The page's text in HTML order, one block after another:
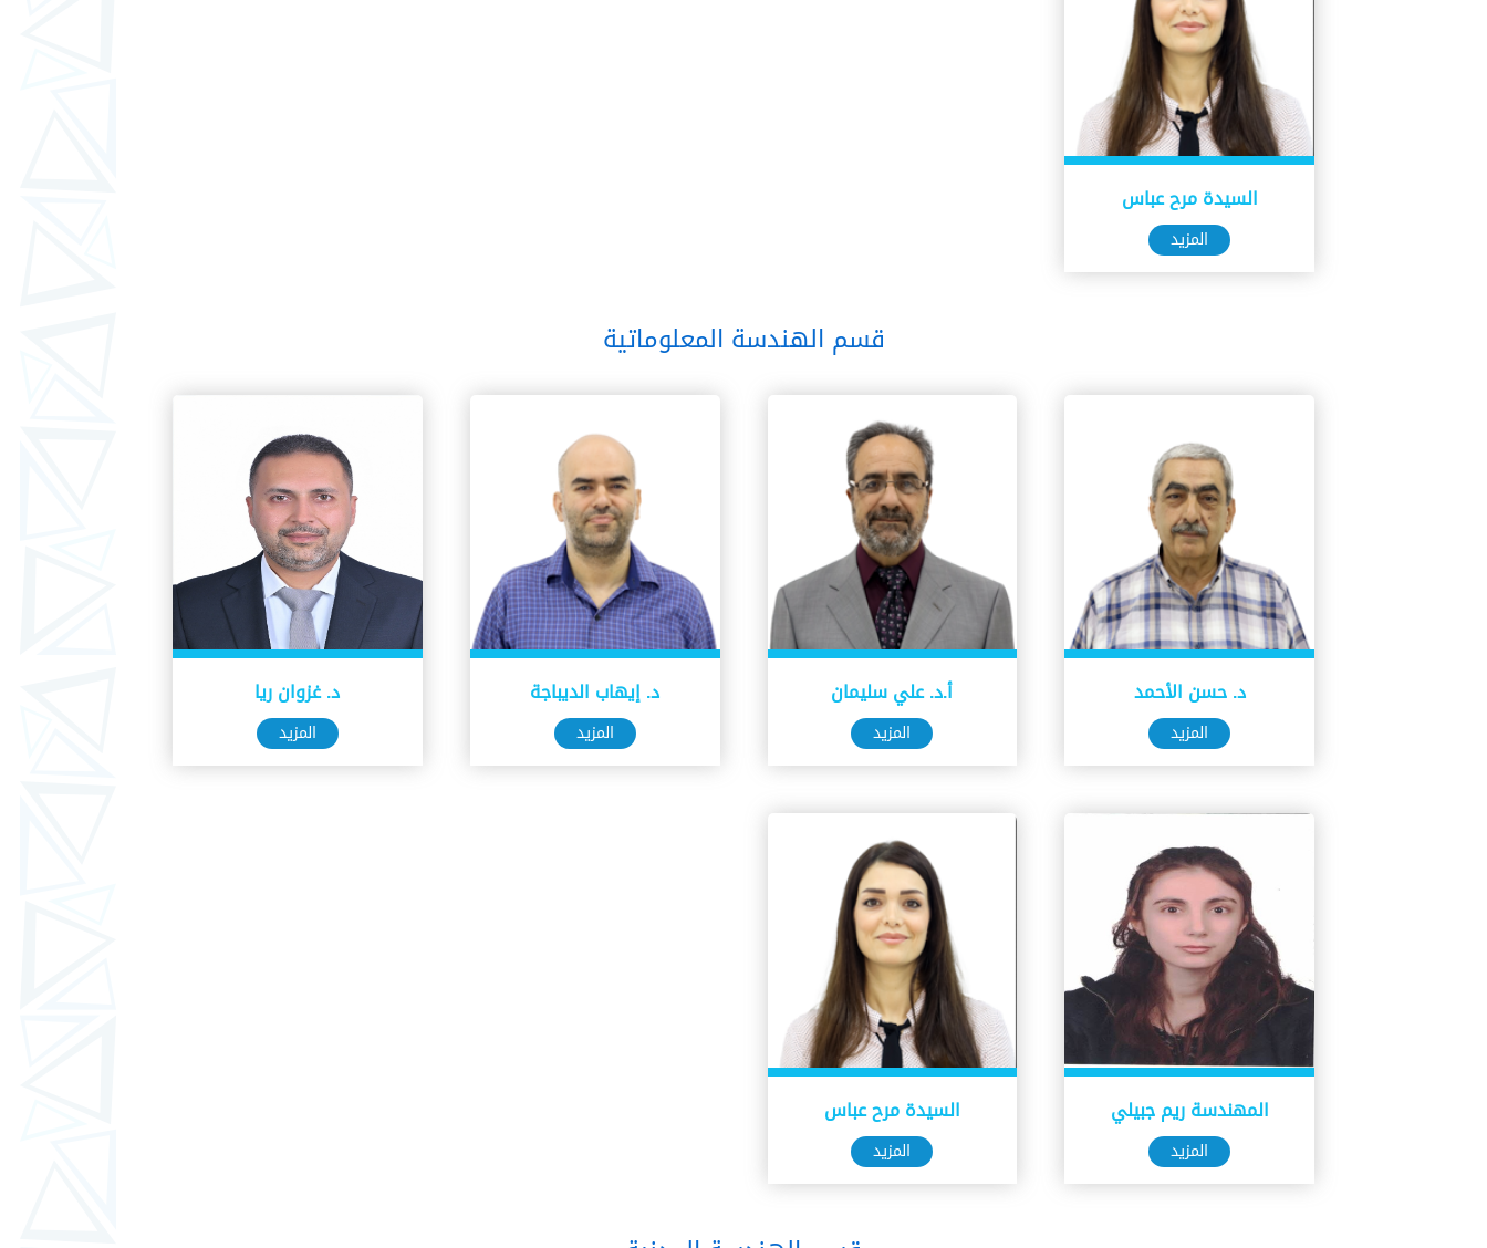
السيدة مرح عباس
المزيد
قسم الهندسة المعلوماتية
د. حسن الأحمد
المزيد
أ.د. علي سليمان
المزيد
د. إيهاب الديباجة
المزيد
د. غزوان ريا
المزيد
المهندسة ريم جبيلي
المزيد
السيدة مرح عباس
المزيد